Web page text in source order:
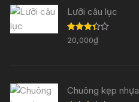
Lưỡi câu lục
Được
xếp
20,000₫
Chuông kẹp nhựa